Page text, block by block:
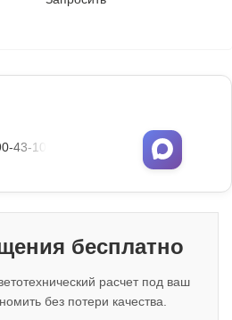
43-10
бесплатно
расчет под ваш
без потери качества.